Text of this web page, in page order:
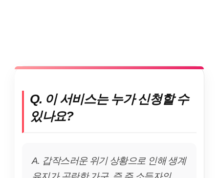
Q. 이 서비스는 누가 신청할 수
있나요?
A. 갑작스러운 위기 상황으로 인해 생계